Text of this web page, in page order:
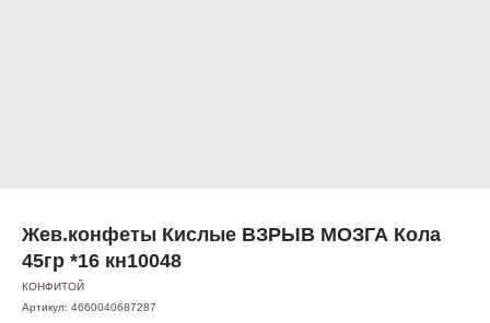
Жев.конфеты Кислые ВЗРЫВ МОЗГА Кола
45гр *16 кн10048
КОНФИТОЙ
Артикул: 4660040687287